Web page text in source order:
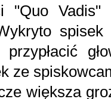
"Quo
przypłacić
ze
większa